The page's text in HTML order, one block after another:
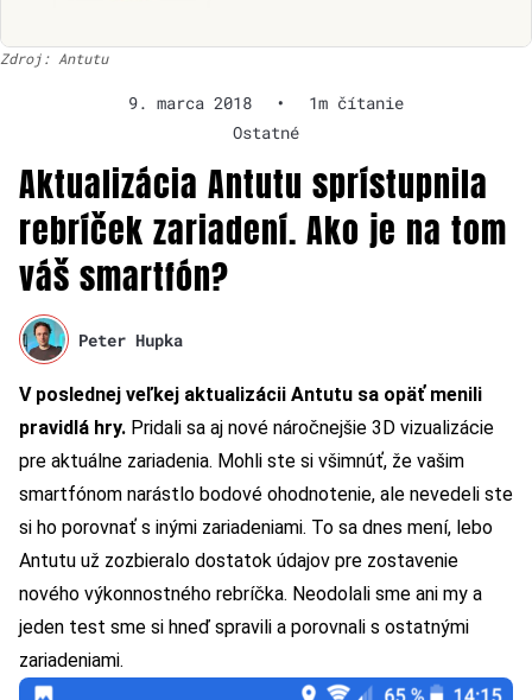
Zdroj: Antutu
9. marca 2018 •
1m čítanie
Ostatné
Aktualizácia Antutu sprístupnila
rebríček zariadení. Ako je na tom
váš smartfón?
Peter Hupka
V poslednej veľkej aktualizácii Antutu sa opäť menili
pravidlá hry. Pridali sa aj nové náročnejšie 3D vizualizácie
pre aktuálne zariadenia. Mohli ste si všimnúť, že vašim
smartfónom narástlo bodové ohodnotenie, ale nevedeli ste
si ho porovnať s inými zariadeniami. To sa dnes mení, lebo
Antutu už zozbieralo dostatok údajov pre zostavenie
nového výkonnostného rebríčka. Neodolali sme ani my a
jeden test sme si hneď spravili a porovnali s ostatnými
zariadeniami.